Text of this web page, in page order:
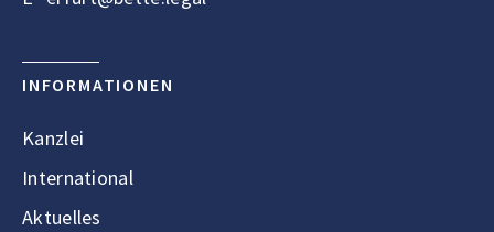
INFORMATIONEN
Kanzlei
International
Aktuelles